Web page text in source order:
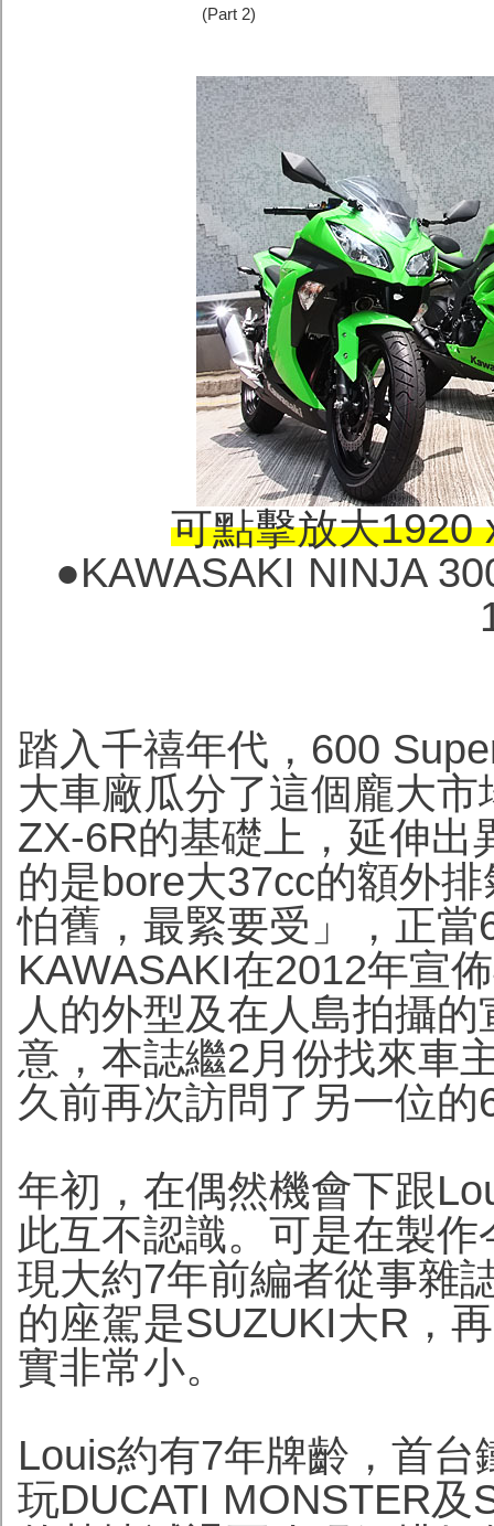
(Part 2)
可點擊放大1920
●KAWASAKI NINJA
踏入千禧年代，600
大車廠瓜分了這個龐大
ZX-6R的基礎上，延伸出
的是bore大37cc的額外
怕舊，最緊要受」，正
KAWASAKI在2012年宣
人的外型及在人島拍攝
意，本誌繼2月份找來車
久前再次訪問了另一位
年初，在偶然機會下跟
此互不認識。可是在製
現大約7年前編者從事雜
的座駕是SUZUKI大R，
實非常小。
Louis約有7年牌齡，首
玩DUCATI MONSTER